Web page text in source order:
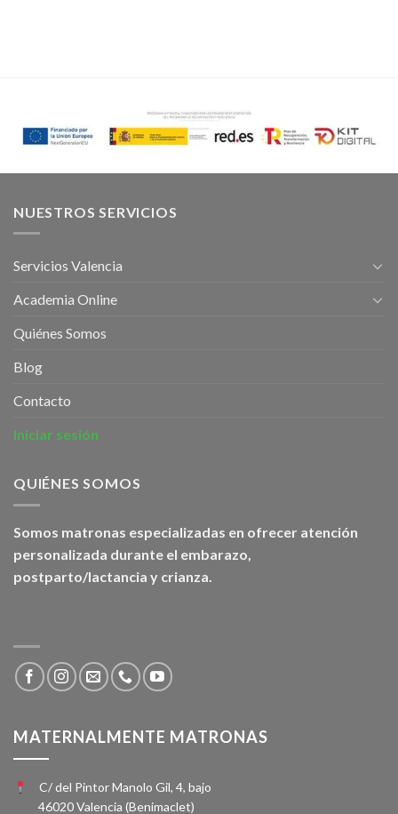
NUESTROS SERVICIOS
Servicios Valencia
Academia Online
Quiénes Somos
Blog
Contacto
Iniciar sesión
QUIÉNES SOMOS
Somos matronas especializadas en ofrecer atención
personalizada durante el embarazo,
postparto/lactancia y crianza.
MATERNALMENTE MATRONAS
C/ del Pintor Manolo Gil, 4, bajo
46020 Valencia (Benimaclet)